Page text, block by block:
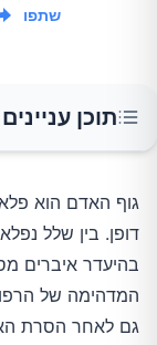
שתפו
תוכן עניינים
1. תוספתן (אפנדיציט)
2. כיס המרה
3. כליה אחת
גוף האדם הוא
דופן. בין שלל
בהיעדר איברים
המדהימה של
גם לאחר הסרת